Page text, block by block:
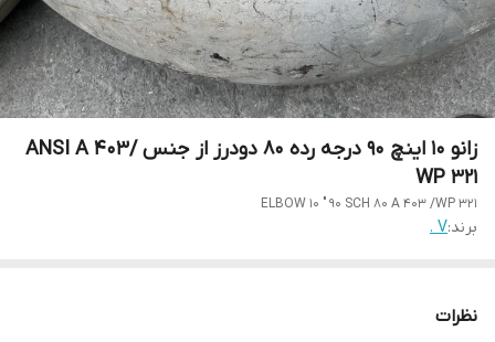
زانو 10 اینچ 90 درجه رده 80 دودرز از جنس ANSI A 403/
WP 321
ELBOW 10 " 90 SCH 80 A 403 /WP 321
برند:V .
نظرات